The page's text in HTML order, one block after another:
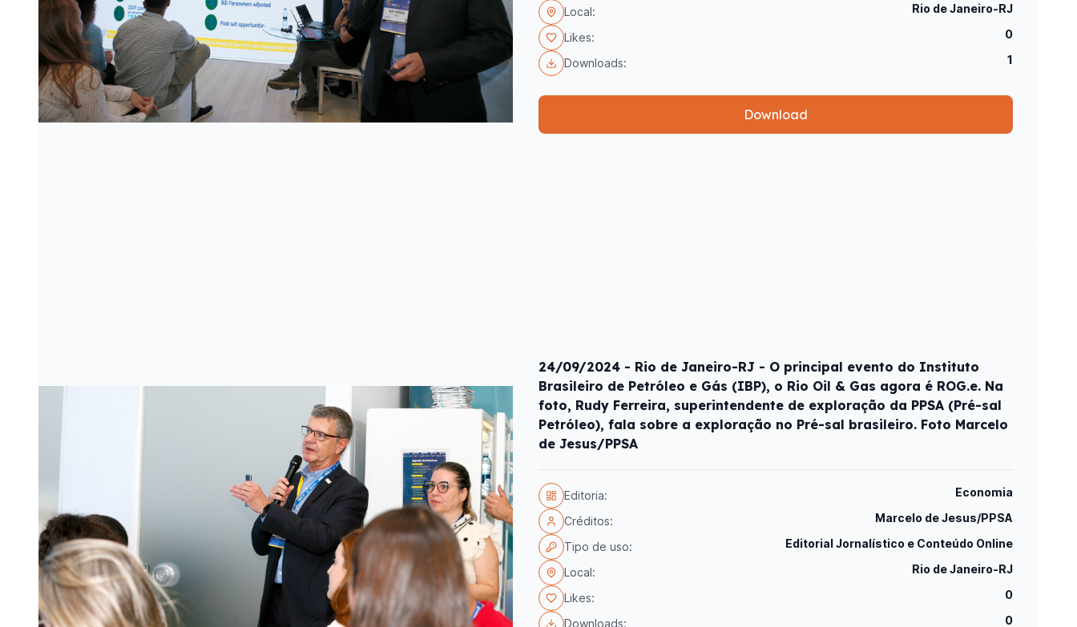
Local: Rio de Janeiro-RJ
Likes: 0
Downloads: 1
Download
24/09/2024 - Rio de Janeiro-RJ - O principal evento do Instituto
Brasileiro de Petróleo e Gás (IBP), o Rio Oil & Gas agora é ROG.e. Na
foto, Rudy Ferreira, superintendente de exploração da PPSA (Pré-sal
Petróleo), fala sobre a exploração no Pré-sal brasileiro. Foto Marcelo
de Jesus/PPSA
Editoria: Economia
Créditos: Marcelo de Jesus/PPSA
Tipo de uso: Editorial Jornalístico e Conteúdo Online
Local: Rio de Janeiro-RJ
Likes: 0
Downloads: 0